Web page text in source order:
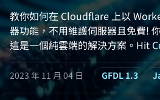
教你如何在 Cloudflare 上以
器功能，不用維護伺服器且免費!
這是一個純雲端的解決方案。Hit
2023 年 11 月 04 日 GFDL 1.3